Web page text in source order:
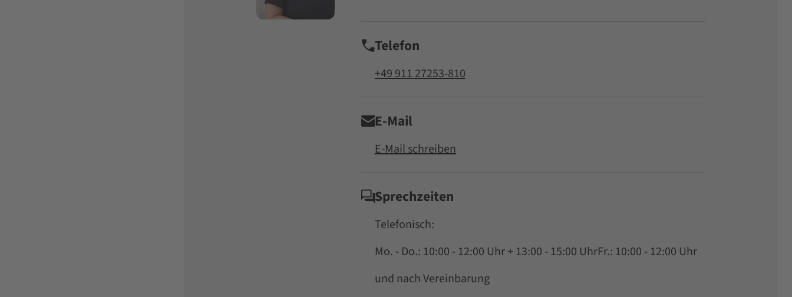
Telefon
+49 911 27253-810
E-Mail
E-Mail schreiben
Sprechzeiten
Telefonisch:
Mo. - Do.: 10:00 - 12:00 Uhr + 13:00 - 15:00 UhrFr.: 10:00 - 12:00 Uhr
und nach Vereinbarung